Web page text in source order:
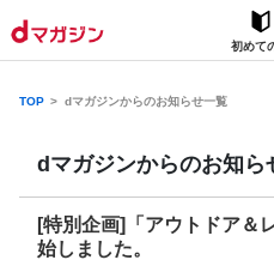
初めて
TOP dマガジンからのお知らせ一覧
dマガジンからのお知ら
[特別企画]「アウトドア＆
始しました。